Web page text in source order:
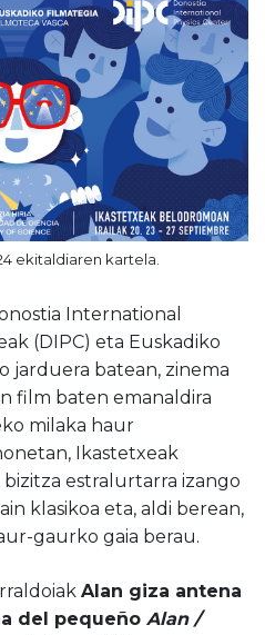
ekitaldiaren kartela.
International
(DIPC) eta Euskadiko
jarduera batean, zinema
film baten emanaldira
milaka haur
Ikastetxeak
estralurtarra izango
klasikoa eta, aldi berean,
gaurko gaia berau.
Alan giza antena
del pequeño Alan /